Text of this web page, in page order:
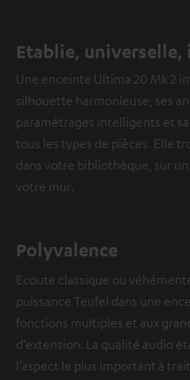
Etablie,
Une enceinte Ultima 20 Mk 2
silhouette harmonieuse, ses
paramétrages intelligents et
tous les types de pièces. Elle
dans votre bibliothèque, sur
votre mur.
Polyvalence
Ecoute classique ou
puissance Teufel dans une
fonctions multiples et aux
d’extension. La qualité audio
l’aspect le plus important à